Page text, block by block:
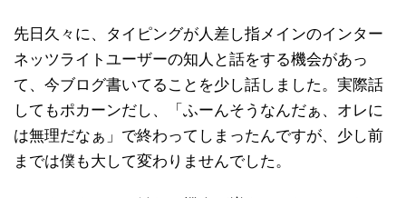
先日久々に、タイピングが人差し指メインのインター
ネッツライトユーザーの知人と話をする機会があっ
て、今ブログ書いてることを少し話しました。実際話
してもポカーンだし、「ふーんそうなんだぁ、オレに
は無理だなぁ」で終わってしまったんですが、少し前
までは僕も大して変わりませんでした。